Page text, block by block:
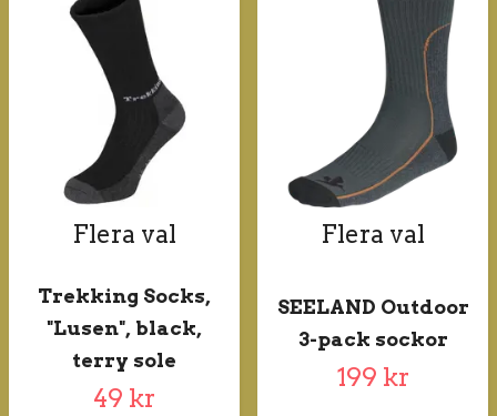
Flera val
Trekking Socks,
"Lusen", black,
terry sole
49 kr
Flera val
SEELAND Outdoor
3-pack sockor
199 kr